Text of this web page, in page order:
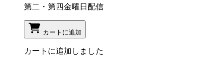
第二・第四金曜日配信
カートに追加
カートに追加しました